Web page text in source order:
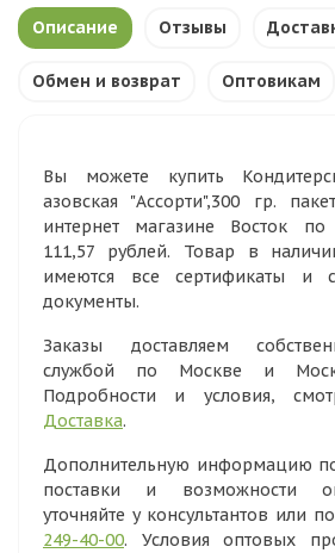
Описание Отзывы
Обмен и возврат Оптовикам
Вы можете купить
азовская "Ассорти",300 гр.
интернет магазине Восток
111,57 рублей. Товар в
имеются все сертификаты и
документы.
Заказы доставляем
службой по Москве и
Подробности и условия,
Доставка.
Дополнительную информацию
поставки и возможности
уточняйте у консультантов или
249-40-00. Условия оптовых